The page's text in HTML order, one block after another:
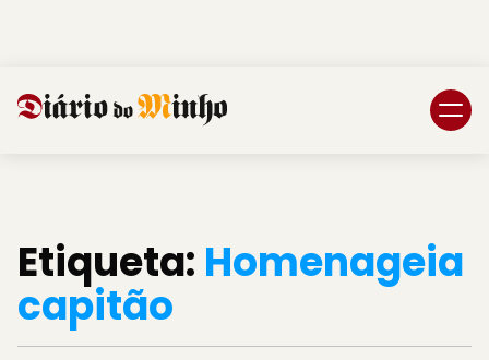
Etiqueta: Homenageia
capitão